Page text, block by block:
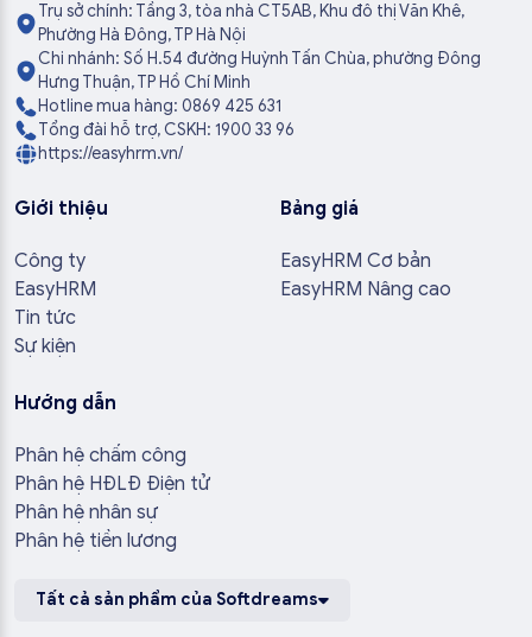
Trụ sở chính: Tầng 3, tòa nhà CT5AB, Khu đô thị Văn Khê,
Phường Hà Đông, TP Hà Nội
Chi nhánh: Số H.54 đường Huỳnh Tấn Chùa, phường Đông
Hưng Thuận, TP Hồ Chí Minh
Hotline mua hàng: 0869 425 631
Tổng đài hỗ trợ, CSKH: 1900 33 96
https://easyhrm.vn/
Giới thiệu
Công ty
EasyHRM
Tin tức
Sự kiện
Bảng giá
EasyHRM Cơ bản
EasyHRM Nâng cao
Hướng dẫn
Phân hệ chấm công
Phân hệ HĐLĐ Điện tử
Phân hệ nhân sự
Phân hệ tiền lương
Tất cả sản phẩm của Softdreams